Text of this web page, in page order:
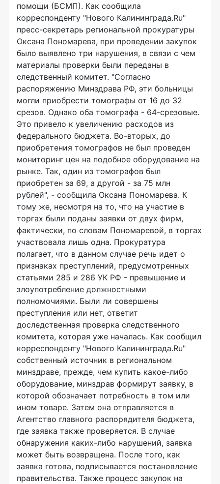
помощи (БСМП). Как сообщила
корреспонденту "Нового Калининграда.Ru"
пресс-секретарь региональной прокуратуры
Оксана Пономарева, при проведении закупок
было выявлено три нарушения, в связи с чем
материалы проверки были переданы в
следственный комитет. "Согласно
распоряжению Минздрава РФ, эти больницы
могли приобрести томографы от 16 до 32
срезов. Однако оба томографа - 64-срезовые.
Это привело к увеличению расходов из
федерального бюджета. Во-вторых, до
приобретения томографов не был проведен
мониторинг цен на подобное оборудование на
рынке. Так, один из томографов был
приобретен за 69, а другой - за 75 млн
рублей", - сообщила Оксана Пономарева. К
тому же, несмотря на то, что на участие в
торгах были поданы заявки от двух фирм,
фактически, по словам Пономаревой, в торгах
участвовала лишь одна. Прокуратура
полагает, что в данном случае речь идет о
признаках преступлений, предусмотренных
статьями 285 и 286 УК РФ - превышение и
злоупотребление должностными
полномочиями. Были ли совершены
преступления или нет, ответит
доследственная проверка следственного
комитета, которая уже началась. Как сообщил
корреспонденту "Нового Калининграда.Ru"
собственный источник в региональном
минздраве, прежде, чем купить какое-либо
оборудование, минздрав формирут заявку, в
которой обозначает потребность в том или
ином товаре. Затем она отправляется в
Агентство главного распорядителя бюджета,
где заявка также проверяется. В случае
обнаружения каких-либо нарушений, заявка
может быть возвращена. После того, как
заявка готова, подписывается постановление
правительства. Также процесс закупок на